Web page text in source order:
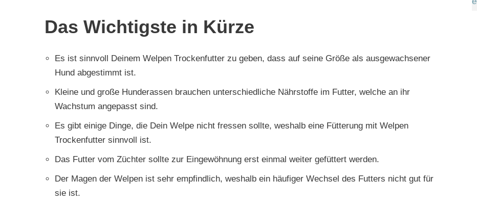
Das Wichtigste in Kürze
Es ist sinnvoll Deinem Welpen Trockenfutter zu geben, dass auf seine Größe als ausgewachsener
Hund abgestimmt ist.
Kleine und große Hunderassen brauchen unterschiedliche Nährstoffe im Futter, welche an ihr
Wachstum angepasst sind.
Es gibt einige Dinge, die Dein Welpe nicht fressen sollte, weshalb eine Fütterung mit Welpen
Trockenfutter sinnvoll ist.
Das Futter vom Züchter sollte zur Eingewöhnung erst einmal weiter gefüttert werden.
Der Magen der Welpen ist sehr empfindlich, weshalb ein häufiger Wechsel des Futters nicht gut für
sie ist.